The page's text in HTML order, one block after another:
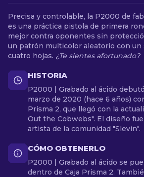
Precisa y controlable, la P2000 de
es una práctica pistola de primera
mejor contra oponentes sin
un patrón multicolor aleatorio con un
cuatro hojas. ¿Te sientes afortunado?
HISTORIA
P2000 | Grabado al ácido
marzo de 2020 (hace 6 años)
Prisma 2, que llegó con la
Out the Cobwebs". El diseño
artista de la comunidad "Slevin".
CÓMO OBTENERLO
P2000 | Grabado al ácido se
dentro de Caja Prisma 2.